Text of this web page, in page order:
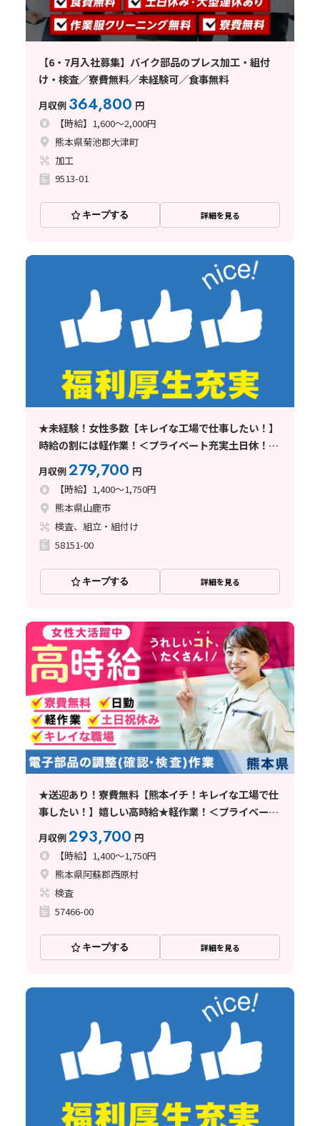
【6・7月入社募集】バイク部品のプレス加工・組付
け・検査／寮費無料／未経験可／食事無料
月収例 364,800 円
【時給】1,600～2,000円
熊本県菊池郡大津町
加工
9513-01
キープする 詳細を見る
★未経験！女性多数【キレイな工場で仕事したい！】
時給の割には軽作業！＜プライベート充実土日休！交
替無！小型機器組立・検査＞
月収例279,700 円
【時給】1,400～1,750円
熊本県山鹿市
検査、組立・組付け
58151-00
キープする 詳細を見る
★送迎あり！寮費無料【熊本イチ！キレイな工場で仕
事したい！】嬉しい高時給★軽作業！＜プライベート
充実土日休！交替無！電子部品組立・検査＞
月収例293,700 円
【時給】1,400～1,750円
熊本県阿蘇郡西原村
検査
57466-00
キープする 詳細を見る